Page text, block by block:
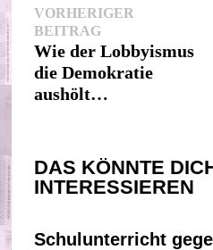
VORHERIGER
BEITRAGVorheriger
Beitrag:
Wie der Lobbyismus
die Demokratie
aushölt…
DAS KÖNNTE
INTERESSIEREN
Schulunterricht